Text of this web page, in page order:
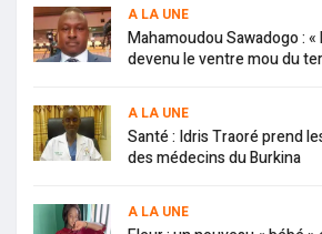
A LA UNE
Mahamoudou Sawadogo :
devenu le ventre mou du
A LA UNE
Santé : Idris Traoré prend
des médecins du Burkina
A LA UNE